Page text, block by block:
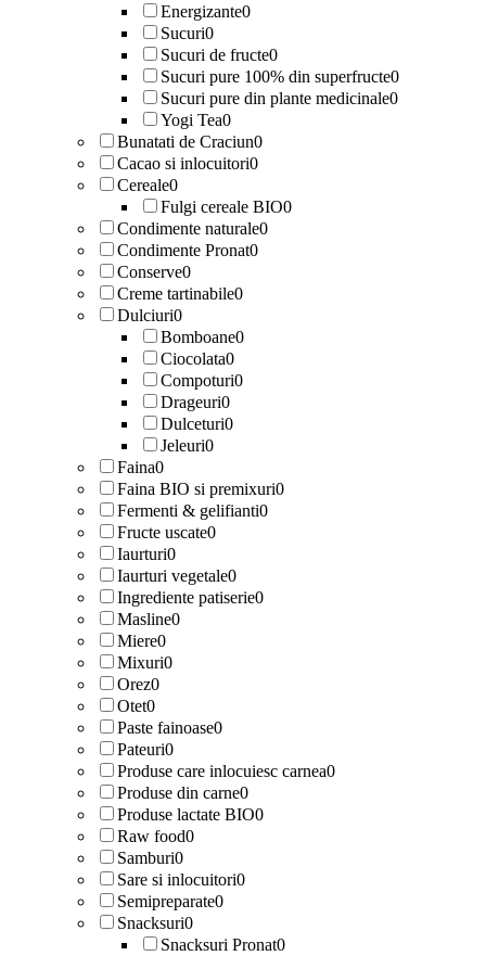
Energizante0
Sucuri0
Sucuri de fructe0
Sucuri pure 100% din superfructe0
Sucuri pure din plante medicinale0
Yogi Tea0
Bunatati de Craciun0
Cacao si inlocuitori0
Cereale0
Fulgi cereale BIO0
Condimente naturale0
Condimente Pronat0
Conserve0
Creme tartinabile0
Dulciuri0
Bomboane0
Ciocolata0
Compoturi0
Drageuri0
Dulceturi0
Jeleuri0
Faina0
Faina BIO si premixuri0
Fermenti & gelifianti0
Fructe uscate0
Iaurturi0
Iaurturi vegetale0
Ingrediente patiserie0
Masline0
Miere0
Mixuri0
Orez0
Otet0
Paste fainoase0
Pateuri0
Produse care inlocuiesc carnea0
Produse din carne0
Produse lactate BIO0
Raw food0
Samburi0
Sare si inlocuitori0
Semipreparate0
Snacksuri0
Snacksuri Pronat0